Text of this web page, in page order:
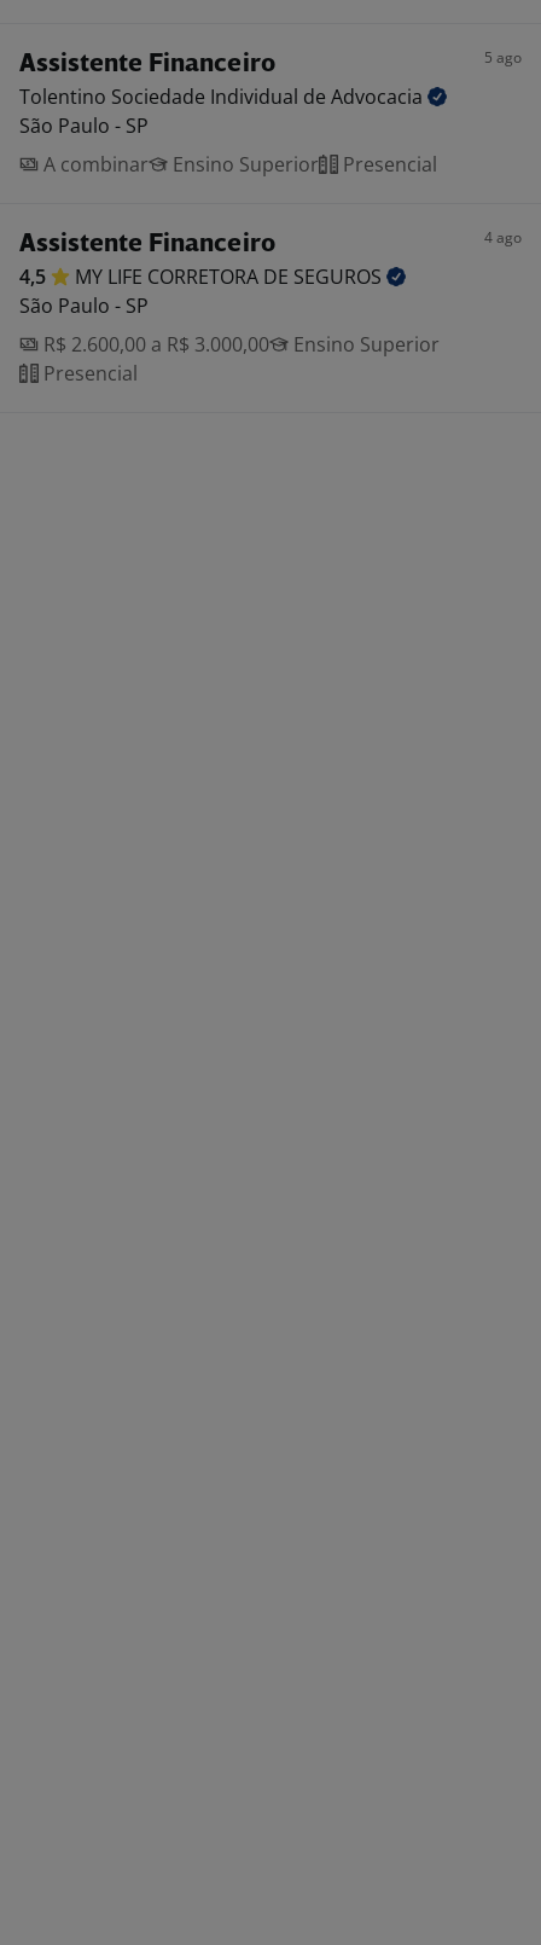
Assistente Financeiro 5 ago
Tolentino Sociedade Individual de Advocacia
São Paulo - SP
A combinar
Ensino Superior Presencial
Assistente Financeiro 4 ago
4,5 MY LIFE CORRETORA DE SEGUROS
São Paulo - SP
R$ 2.600,00 a R$ 3.000,00
Ensino Superior
Presencial